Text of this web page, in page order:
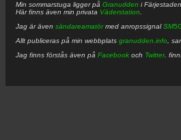
Min sommarstuga ligger på Granudden i
Här finns även min privata Väderstation
Jag är även sändareamatörmed anropssignal
Allt publiceras på min webbplats granudden.info ,
Jag finns förstås även på Facebook och Twitter.